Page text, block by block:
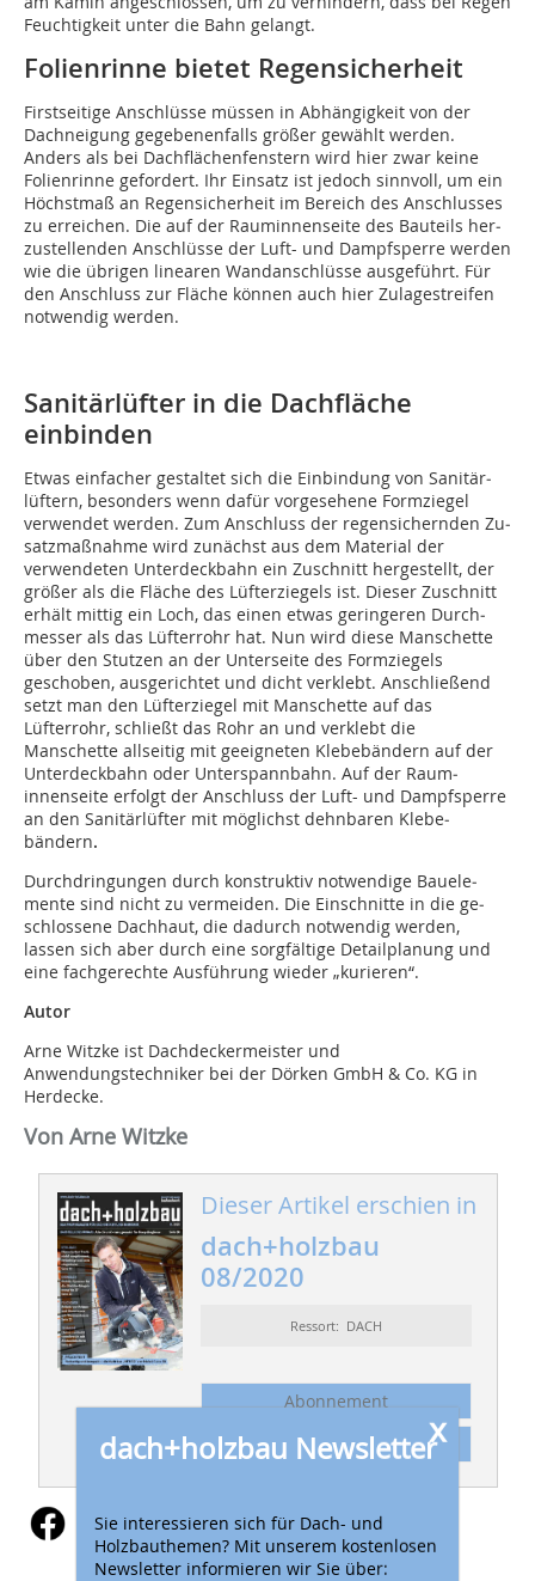
Feuchtigkeit unter die Bahn gelangt.
Folienrinne bietet Regensicherheit
Firstseitige Anschlüsse müssen in Abhängigkeit von der
Dachneigung gegebenenfalls größer gewählt werden.
Anders als bei Dach­flächenfenstern wird hier zwar keine
Folienrinne gefordert. Ihr Einsatz ist jedoch sinnvoll, um ein
Höchst­maß an Regensicherheit im Bereich des An­schlusses
zu erreichen. Die auf der Rauminnenseite des Bauteils her­
zustellenden Anschlüsse der Luft- und Dampfsperre wer­den
wie die übrigen linea­ren Wandanschlüsse ausgeführt. Für
den Anschluss zur Fläche können auch hier Zulage­streifen
notwendig wer­den.
Sanitärlüfter in die Dachfläche
einbinden
Etwas einfacher gestaltet sich die Einbindung von Sanitär­
lüftern, besonders wenn dafür vor­ge­se­he­ne Formziegel
verwendet werden. Zum Anschluss der regensichernden Zu­
satzmaßnahme wird zunächst aus dem Material der
verwendeten Unterdeckbahn ein Zuschnitt hergestellt, der
grö­ßer als die Fläche des Lüfterziegels ist. Dieser Zuschnitt
erhält mittig ein Loch, das einen etwas geringeren Durch­
messer als das Lüfterrohr hat. Nun wird diese Manschette
über den Stutzen an der Unterseite des Formziegels
geschoben, aus­gerichtet und dicht ver­klebt. An­schlie­ßend
setzt man den Lüfterziegel mit Manschette auf das
Lüfterrohr, schließt das Rohr an und verklebt die
Manschette allseitig mit geeig­neten Klebe­bändern auf der
Unterdeckbahn oder Unterspannbahn. Auf der Raum­
innenseite erfolgt der Anschluss der Luft- und Dampf­sperre
an den Sanitärlüfter mit mög­lichst dehn­baren Kle­be­
bändern.
Durchdringungen durch konstruktiv notwendige Bau­ele­
mente sind nicht zu vermeiden. Die Einschnitte in die ge­
schlossene Dach­haut, die dadurch notwendig werden,
lassen sich aber durch eine sorg­fältige Detailplanung und
eine fach­ge­rechte Aus­füh­rung wieder „kurieren“.
Autor
Arne Witzke ist Dachdeckermeister und
Anwendungstechniker bei der Dörken GmbH & Co. KG in
Herdecke.
Von Arne Witzke
Dieser Artikel erschien in
dach+holzbau
08/2020
Ressort: DACH
Abonnement
Inhaltsverzeichnis
x
dach+holzbau Newsletter
Sie interessieren sich für Dach- und
Holzbauthemen? Mit unserem kostenlosen
Newsletter informieren wir Sie über: